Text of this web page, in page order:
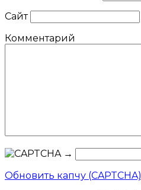
Сайт
Комментарий
→
Обновить капчу (CAPTCHA)